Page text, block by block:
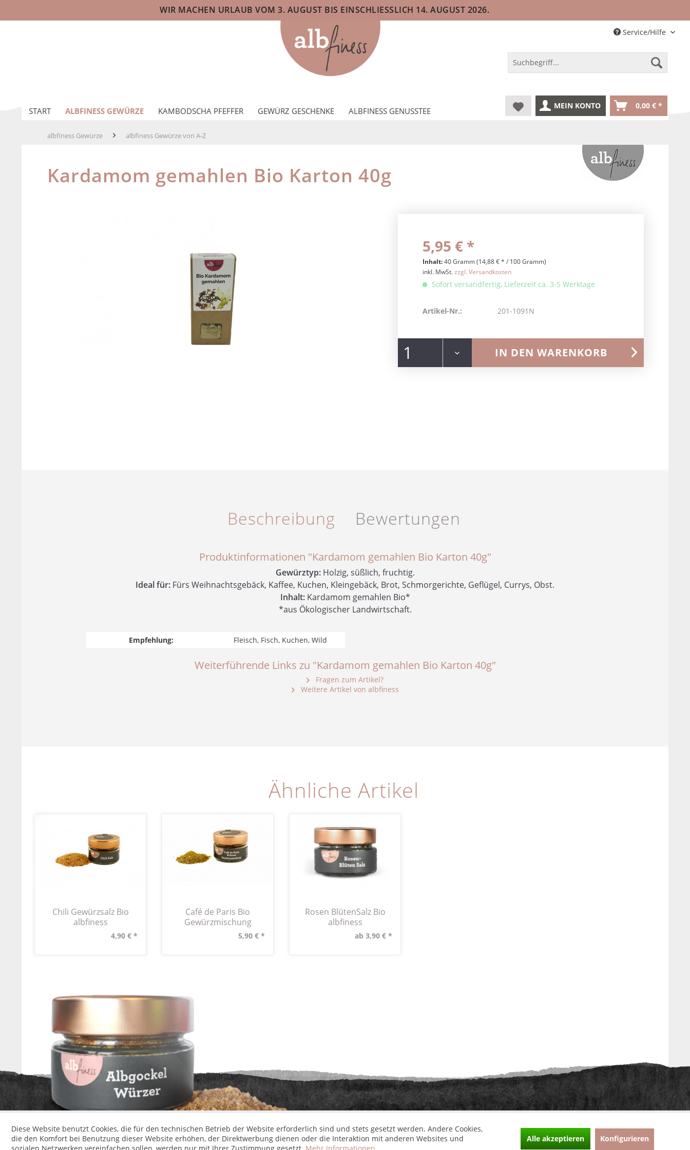
WIR MACHEN URLAUB VOM 3. AUGUST BIS EINSCHLIESSLICH 14. AUGUST 2026.
Service/Hilfe
MEIN KONTO 0,00 € *
START ALBFINESS GEWÜRZE KAMBODSCHA PFEFFER GEWÜRZ GESCHENKE ALBFINESS GENUSSTEE
albfiness Gewürze albfiness Gewürze von A-Z
Kardamom gemahlen Bio Karton 40g
5,95 € *
Inhalt:40 Gramm (14,88 € * / 100 Gramm)
inkl. MwSt.zzgl. Versandkosten
Sofort versandfertig, Lieferzeit ca. 3-5 Werktage
IN DEN WARENKORB
Artikel-Nr.: 201-1091N
Beschreibung Bewertungen
Produktinformationen "Kardamom gemahlen Bio Karton 40g"
Gewürztyp:Holzig, süßlich, fruchtig.
Ideal für: Fürs Weihnachtsgebäck, Kaffee, Kuchen, Kleingebäck, Brot, Schmorgerichte, Geflügel, Currys, Obst.
Inhalt:Kardamom gemahlen Bio*
*aus Ökologischer Landwirtschaft.
Empfehlung: Fleisch, Fisch, Kuchen, Wild
Weiterführende Links zu "Kardamom gemahlen Bio Karton 40g"
Fragen zum Artikel?
Weitere Artikel von albfiness
Ähnliche Artikel
Chili Gewürzsalz Bio
albfiness
4,90 € *
Café de Paris Bio
Gewürzmischung
5,90 € *
Rosen BlütenSalz Bio
albfiness
ab 3,90 € *
* Alle Preise inkl. gesetzl. Mehrwertsteuer zzgl. Versandkosten und ggf. Nachnahmegebühren, wenn nicht anders beschrieben
aus der digitalenwollwinderei
Diese Website benutzt Cookies, die für den technischen Betrieb der Website erforderlich sind und stets gesetzt werden. Andere Cookies,
die den Komfort bei Benutzung dieser Website erhöhen, der Direktwerbung dienen oder die Interaktion mit anderen Websites und
Alle akzeptieren Konfigurieren